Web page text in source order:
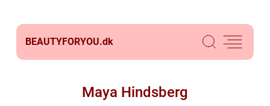
BEAUTYFORYOU.dk
Maya Hindsberg